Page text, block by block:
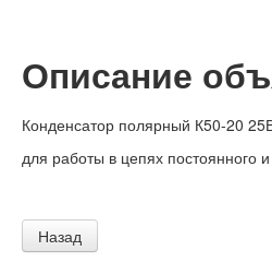
Описание
Конденсатор полярный К50-20
для работы в цепях постоянного
Назад